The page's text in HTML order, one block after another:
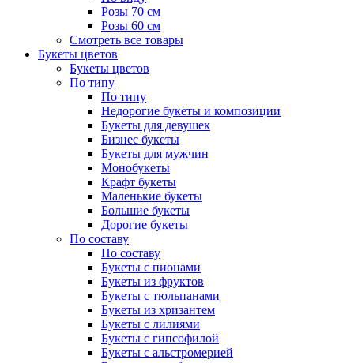
Розы 70 см
Розы 60 см
Смотреть все товары
Букеты цветов
Букеты цветов
По типу
По типу
Недорогие букеты и композиции
Букеты для девушек
Бизнес букеты
Букеты для мужчин
Монобукеты
Крафт букеты
Маленькие букеты
Большие букеты
Дорогие букеты
По составу
По составу
Букеты с пионами
Букеты из фруктов
Букеты с тюльпанами
Букеты из хризантем
Букеты с лилиями
Букеты с гипсофилой
Букеты с альстромерией